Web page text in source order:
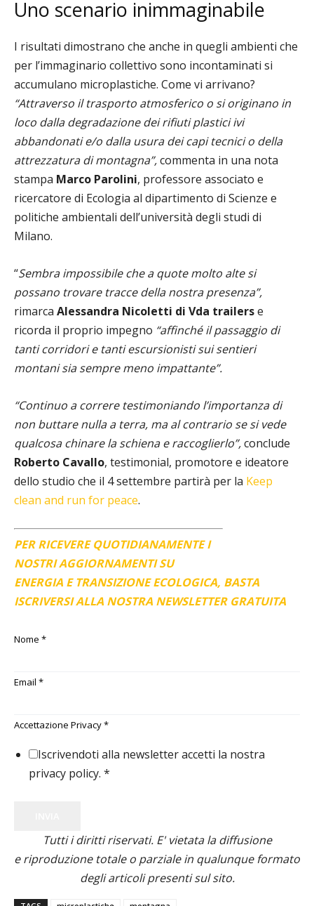
Uno scenario inimmaginabile
I risultati dimostrano che anche in quegli ambienti che
per l’immaginario collettivo sono incontaminati si
accumulano microplastiche. Come vi arrivano?
“Attraverso il trasporto atmosferico o si originano in
loco dalla degradazione dei rifiuti plastici ivi
abbandonati e/o dalla usura dei capi tecnici o della
attrezzatura di montagna”,commenta in una nota
stampa Marco Parolini, professore associato e
ricercatore di Ecologia al dipartimento di Scienze e
politiche ambientali dell’università degli studi di
Milano.
“Sembra impossibile che a quote molto alte si
possano trovare tracce della nostra presenza”,
rimarca Alessandra Nicoletti di Vda trailerse
ricorda il proprio impegno “affinché il passaggio di
tanti corridori e tanti escursionisti sui sentieri
montani sia sempre meno impattante”.
“Continuo a correre testimoniando l’importanza di
non buttare nulla a terra, ma al contrario se si vede
qualcosa chinare la schiena e raccoglierlo”,conclude
Roberto Cavallo, testimonial, promotore e ideatore
dello studio che il 4 settembre partirà per la Keep
clean and run for peace.
PER RICEVERE QUOTIDIANAMENTE I
NOSTRI AGGIORNAMENTI SU
ENERGIA E TRANSIZIONE ECOLOGICA, BASTA
ISCRIVERSI ALLA NOSTRA NEWSLETTER GRATUITA
Nome *
Email *
Accettazione Privacy*
Iscrivendoti alla newsletter accetti la nostra
privacy policy. *
Tutti i diritti riservati. E' vietata la diffusione
e riproduzione totale o parziale in qualunque formato
degli articoli presenti sul sito.